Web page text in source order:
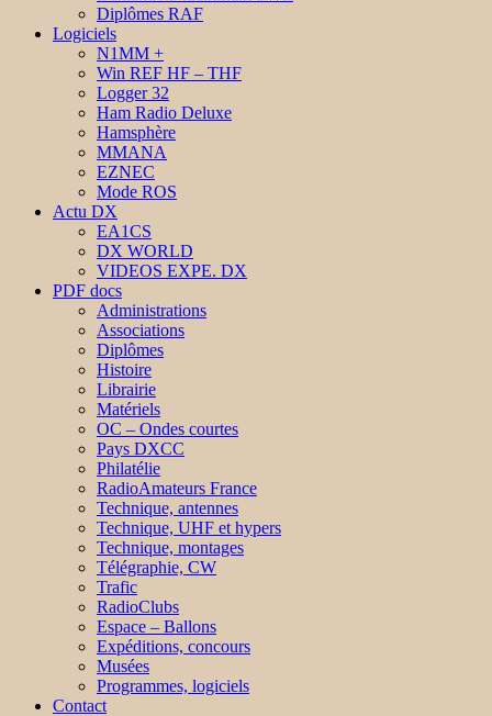
Diplômes RAF
Logiciels
N1MM +
Win REF HF – THF
Logger 32
Ham Radio Deluxe
Hamsphère
MMANA
EZNEC
Mode ROS
Actu DX
EA1CS
DX WORLD
VIDEOS EXPE. DX
PDF docs
Administrations
Associations
Diplômes
Histoire
Librairie
Matériels
OC – Ondes courtes
Pays DXCC
Philatélie
RadioAmateurs France
Technique, antennes
Technique, UHF et hypers
Technique, montages
Télégraphie, CW
Trafic
RadioClubs
Espace – Ballons
Expéditions, concours
Musées
Programmes, logiciels
Contact